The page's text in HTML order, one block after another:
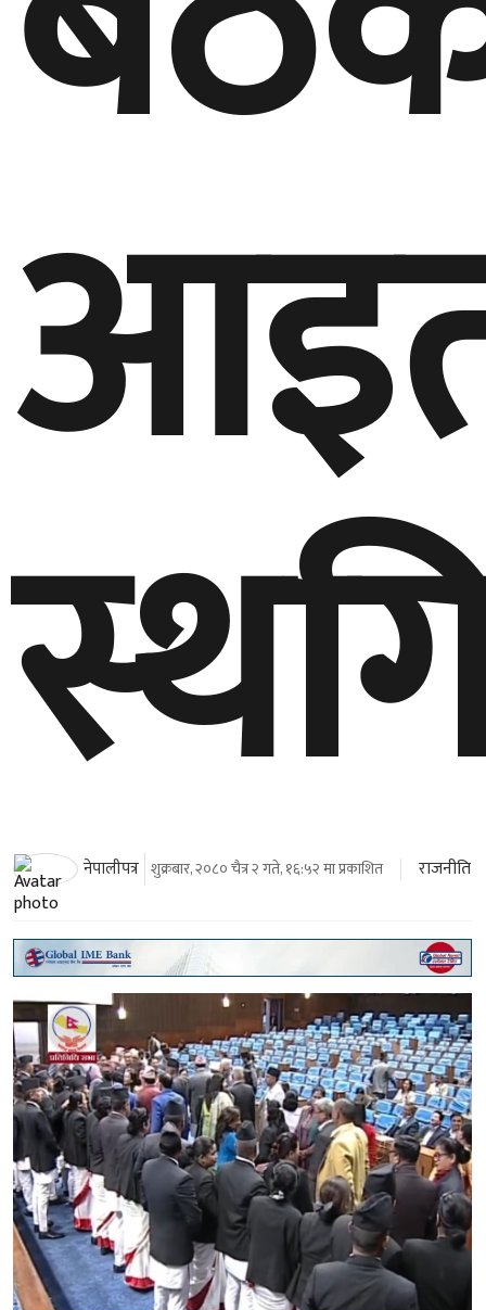
नेपालीपत्र शुक्रबार, २०८० चैत्र २ गते, १६:५२ मा प्रकाशित राजनीति